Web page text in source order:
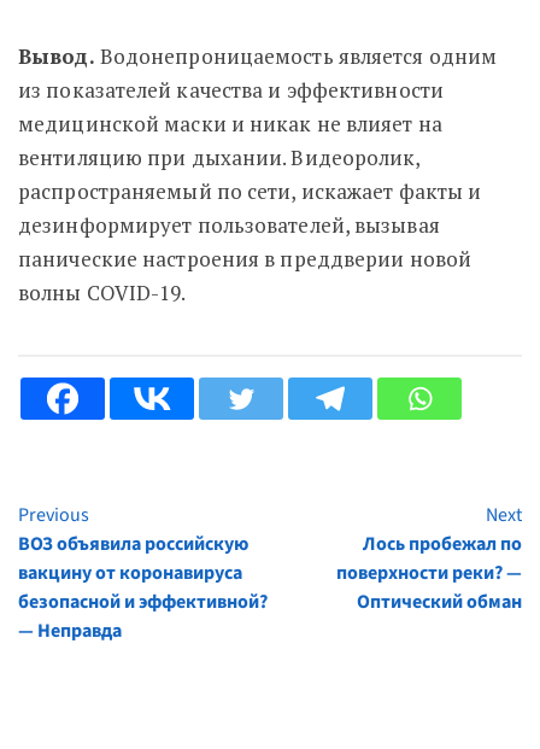
Вывод. Водонепроницаемость является одним
из показателей качества и эффективности
медицинской маски и никак не влияет на
вентиляцию при дыхании. Видеоролик,
распространяемый по сети, искажает факты и
дезинформирует пользователей, вызывая
панические настроения в преддверии новой
волны COVID-19.
Continue
Reading
Previous
ВОЗ объявила российскую
вакцину от коронавируса
безопасной и эффективной?
— Неправда
Next
Лось пробежал по
поверхности реки? —
Оптический обман